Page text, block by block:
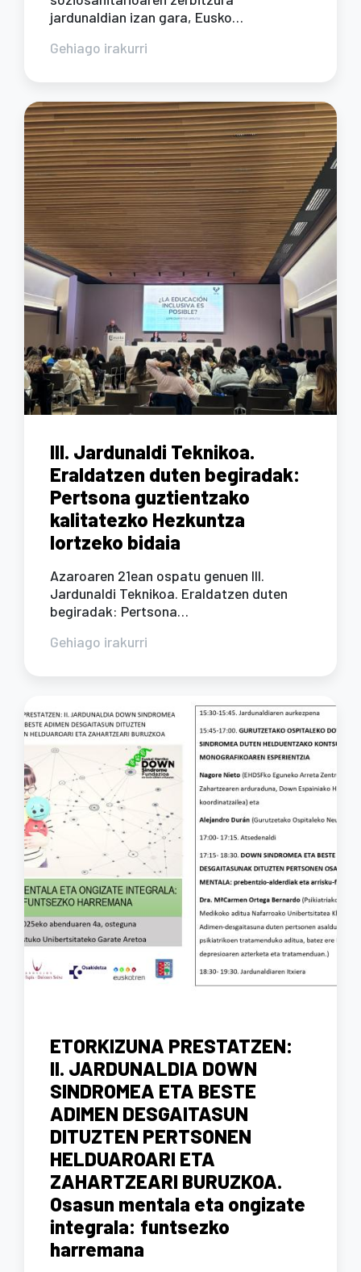
jardunaldian izan gara, Eusko…
Gehiago irakurri
III. Jardunaldi Teknikoa.
Eraldatzen duten begiradak:
Pertsona guztientzako
kalitatezko Hezkuntza
lortzeko bidaia
Azaroaren 21ean ospatu genuen III.
Jardunaldi Teknikoa. Eraldatzen duten
begiradak: Pertsona…
Gehiago irakurri
ETORKIZUNA PRESTATZEN:
II. JARDUNALDIA DOWN
SINDROMEA ETA BESTE
ADIMEN DESGAITASUN
DITUZTEN PERTSONEN
HELDUAROARI ETA
ZAHARTZEARI BURUZKOA.
Osasun mentala eta ongizate
integrala: funtsezko
harremana